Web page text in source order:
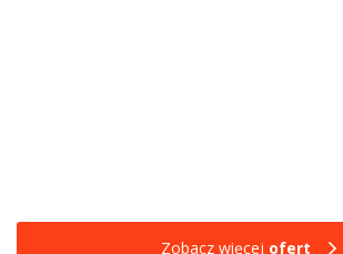
Zobacz więcej ofert